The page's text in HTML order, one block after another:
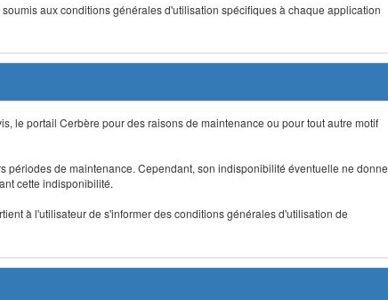
aux conditions générales d'utilisation spécifiques à chaque application
le portail Cerbère pour des raisons de maintenance ou pour tout autre motif
de maintenance. Cependant, son indisponibilité éventuelle ne donne
cette indisponibilité.
à l'utilisateur de s'informer des conditions générales d'utilisation de